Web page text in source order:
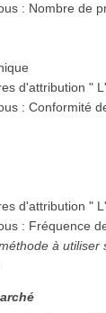
: Nombre de
d'attribution "
: Conformité
d'attribution "
: Fréquence
à